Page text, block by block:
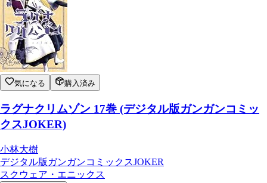
気になる 購入済み
ラグナクリムゾン 17巻 (デジタル版ガンガンコミッ
クスJOKER)
小林大樹
デジタル版ガンガンコミックスJOKER
スクウェア・エニックス